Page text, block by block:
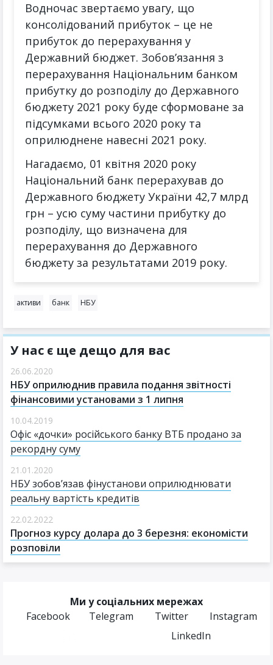
Водночас звертаємо увагу, що
консолідований прибуток – це не
прибуток до перерахування у
Державний бюджет. Зобов’язання з
перерахування Національним банком
прибутку до розподілу до Державного
бюджету 2021 року буде сформоване за
підсумками всього 2020 року та
оприлюднене навесні 2021 року.
Нагадаємо, 01 квітня 2020 року
Національний банк перерахував до
Державного бюджету України 42,7 млрд
грн – усю суму частини прибутку до
розподілу, що визначена для
перерахування до Державного
бюджету за результатами 2019 року.
активи банк НБУ
У нас є ще дещо для вас
26.06.2020
НБУ оприлюднив правила подання звітності
фінансовими установами з 1 липня
10.04.2019
Офіс «дочки» російського банку ВТБ продано за
рекордну суму
21.01.2020
НБУ зобов’язав фінустанови оприлюднювати
реальну вартість кредитів
22.02.2022
Прогноз курсу долара до 3 березня: економісти
розповіли
Ми у соціальних мережах
Facebook
Telegram Twitter
Instagram
LinkedIn